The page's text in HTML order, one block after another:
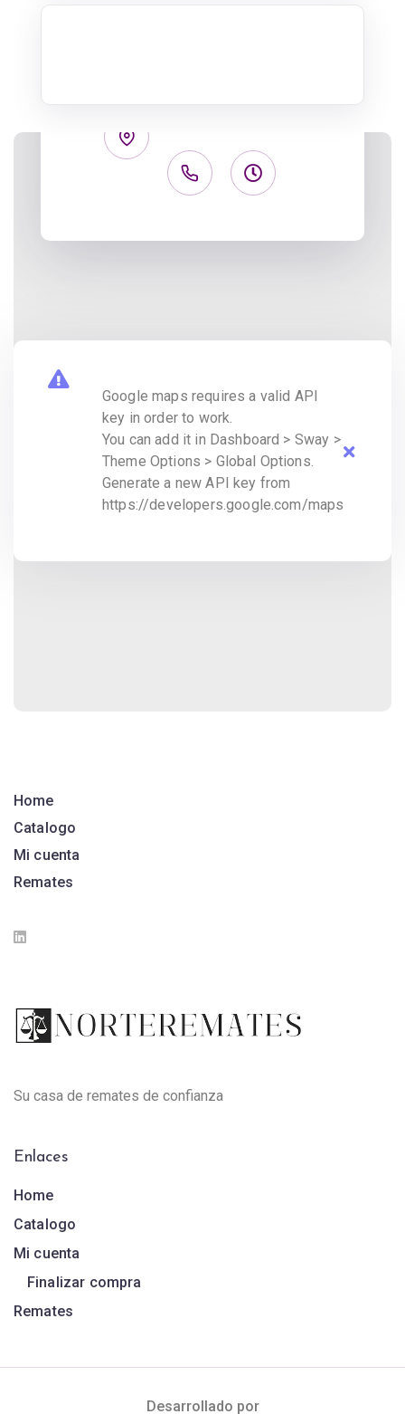
Google maps requires a valid API
key in order to work.
You can add it in Dashboard > Sway >
Theme Options > Global Options.
Generate a new API key from
https://developers.google.com/maps
Home
Catalogo
Mi cuenta
Remates
Su casa de remates de confianza
Enlaces
Home
Catalogo
Mi cuenta
Finalizar compra
Remates
Desarrollado por